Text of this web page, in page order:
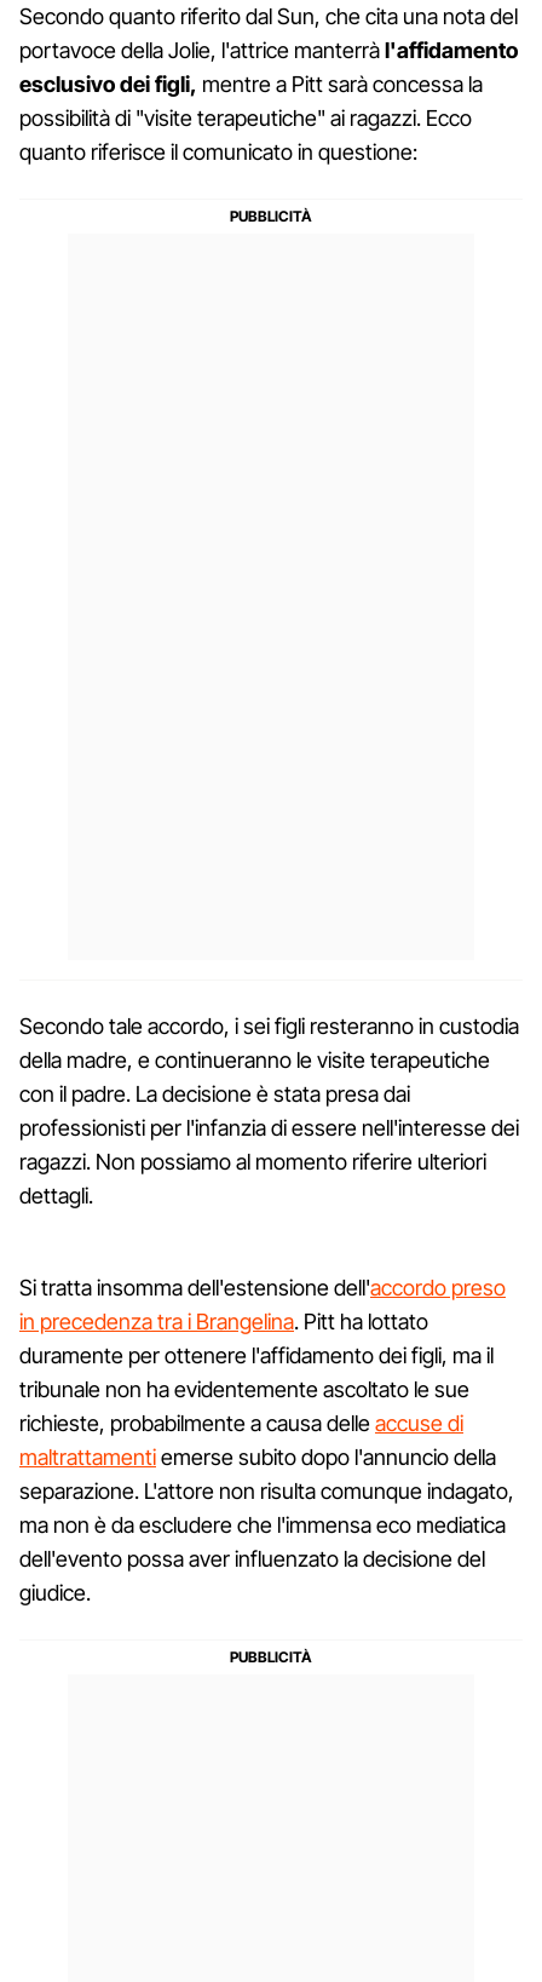
Secondo quanto riferito dal Sun, che cita una nota del
portavoce della Jolie, l'attrice manterràl'affidamento
esclusivo dei figli, mentre a Pitt sarà concessa la
possibilità di "visite terapeutiche" ai ragazzi. Ecco
quanto riferisce il comunicato in questione:
Secondo tale accordo, i sei figli resteranno in custodia
della madre, e continueranno le visite terapeutiche
con il padre. La decisione è stata presa dai
professionisti per l'infanzia di essere nell'interesse dei
ragazzi. Non possiamo al momento riferire ulteriori
dettagli.
Si tratta insomma dell'estensione dell'accordo preso
in precedenza tra i Brangelina. Pitt ha lottato
duramente per ottenere l'affidamento dei figli, ma il
tribunale non ha evidentemente ascoltato le sue
richieste, probabilmente a causa delleaccuse di
maltrattamentiemerse subito dopo l'annuncio della
separazione. L'attore non risulta comunque indagato,
ma non è da escludere che l'immensa eco mediatica
dell'evento possa aver influenzato la decisione del
giudice.